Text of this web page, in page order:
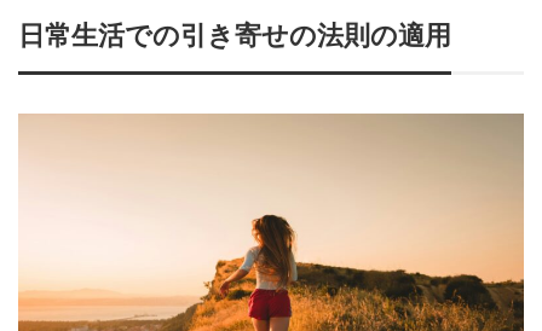
日常生活での引き寄せの法則の適用